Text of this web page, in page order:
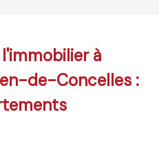
à
de-Concelles :